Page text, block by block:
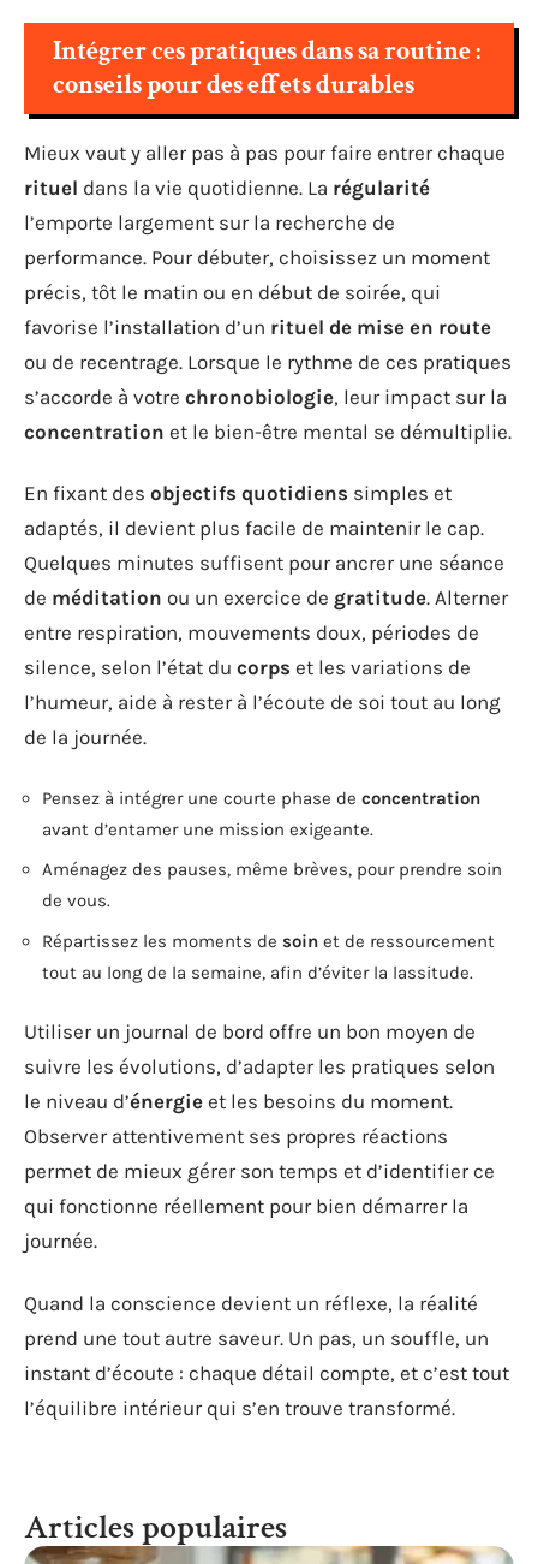
Intégrer ces pratiques dans sa routine :
conseils pour des effets durables
Mieux vaut y aller pas à pas pour faire entrer chaque
rituel dans la vie quotidienne. La régularité
l’emporte largement sur la recherche de
performance. Pour débuter, choisissez un moment
précis, tôt le matin ou en début de soirée, qui
favorise l’installation d’un rituel de mise en route
ou de recentrage. Lorsque le rythme de ces pratiques
s’accorde à votre chronobiologie, leur impact sur la
concentration et le bien-être mental se démultiplie.
En fixant des objectifs quotidiens simples et
adaptés, il devient plus facile de maintenir le cap.
Quelques minutes suffisent pour ancrer une séance
de méditation ou un exercice de gratitude. Alterner
entre respiration, mouvements doux, périodes de
silence, selon l’état du corps et les variations de
l’humeur, aide à rester à l’écoute de soi tout au long
de la journée.
Pensez à intégrer une courte phase de concentration
avant d’entamer une mission exigeante.
Aménagez des pauses, même brèves, pour prendre soin
de vous.
Répartissez les moments de soin et de ressourcement
tout au long de la semaine, afin d’éviter la lassitude.
Utiliser un journal de bord offre un bon moyen de
suivre les évolutions, d’adapter les pratiques selon
le niveau d’énergie et les besoins du moment.
Observer attentivement ses propres réactions
permet de mieux gérer son temps et d’identifier ce
qui fonctionne réellement pour bien démarrer la
journée.
Quand la conscience devient un réflexe, la réalité
prend une tout autre saveur. Un pas, un souffle, un
instant d’écoute : chaque détail compte, et c’est tout
l’équilibre intérieur qui s’en trouve transformé.
Articles populaires